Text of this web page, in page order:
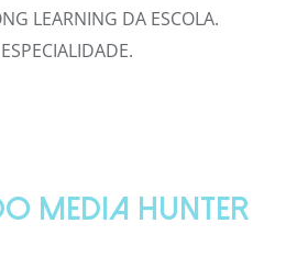
LEARNING DA ESCOLA.
MEDIA HUNTER